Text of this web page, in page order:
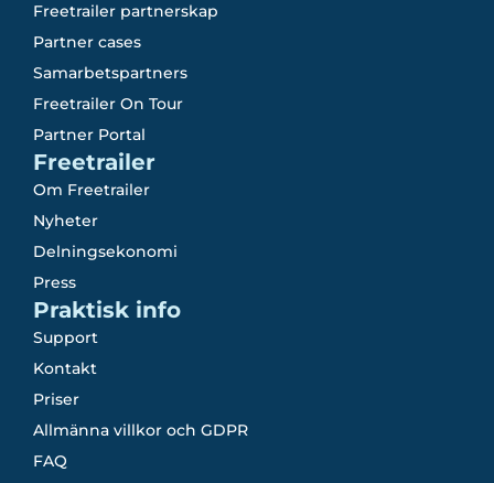
Freetrailer partnerskap
Partner cases
Samarbetspartners
Freetrailer On Tour
Partner Portal
Freetrailer
Om Freetrailer
Nyheter
Delningsekonomi
Press
Praktisk info
Support
Kontakt
Priser
Allmänna villkor och GDPR
FAQ